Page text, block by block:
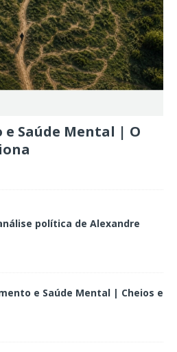
Saúde Mental | O
política de Alexandre
e Saúde Mental | Cheios e